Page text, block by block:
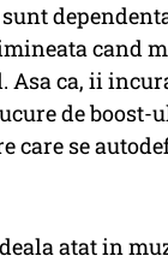
cand
ca, ii
de boost-
care se
atat in